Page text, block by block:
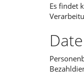
Es findet